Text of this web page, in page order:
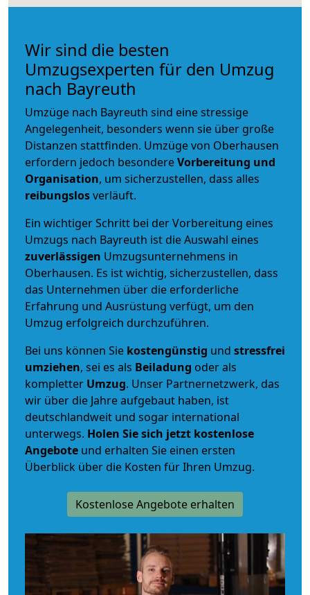
Wir sind die besten
Umzugsexperten für den Umzug
nach Bayreuth
Umzüge nach Bayreuth sind eine stressige
Angelegenheit, besonders wenn sie über große
Distanzen stattfinden. Umzüge von Oberhausen
erfordern jedoch besondereVorbereitung und
Organisation, um sicherzustellen, dass alles
reibungslosverläuft.
Ein wichtiger Schritt bei der Vorbereitung eines
Umzugs nach Bayreuth ist die Auswahl eines
zuverlässigen Umzugsunternehmens in
Oberhausen. Es ist wichtig, sicherzustellen, dass
das Unternehmen über die erforderliche
Erfahrung und Ausrüstung verfügt, um den
Umzug erfolgreich durchzuführen.
Bei uns können Sie kostengünstig und stressfrei
umziehen, sei es als Beiladung oder als
kompletter Umzug. Unser Partnernetzwerk, das
wir über die Jahre aufgebaut haben, ist
deutschlandweit und sogar international
unterwegs. Holen Sie sich jetzt kostenlose
Angebote und erhalten Sie einen ersten
Überblick über die Kosten für Ihren Umzug.
Kostenlose Angebote erhalten